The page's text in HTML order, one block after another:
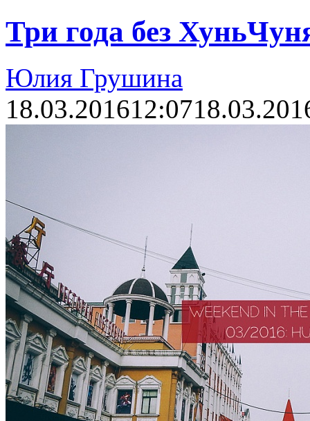
Три года без
Юлия Грушина
18.03.201612:07